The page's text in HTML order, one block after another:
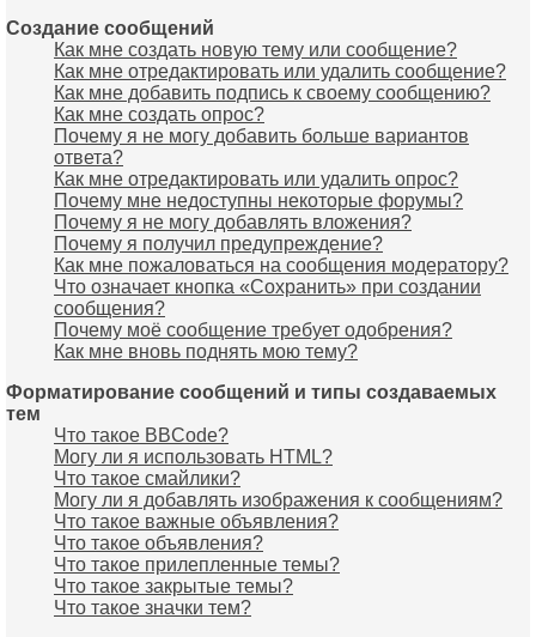
Создание сообщений
Как мне создать новую тему или сообщение?
Как мне отредактировать или удалить сообщение?
Как мне добавить подпись к своему сообщению?
Как мне создать опрос?
Почему я не могу добавить больше вариантов
ответа?
Как мне отредактировать или удалить опрос?
Почему мне недоступны некоторые форумы?
Почему я не могу добавлять вложения?
Почему я получил предупреждение?
Как мне пожаловаться на сообщения модератору?
Что означает кнопка «Сохранить» при создании
сообщения?
Почему моё сообщение требует одобрения?
Как мне вновь поднять мою тему?
Форматирование сообщений и типы создаваемых
тем
Что такое BBCode?
Могу ли я использовать HTML?
Что такое смайлики?
Могу ли я добавлять изображения к сообщениям?
Что такое важные объявления?
Что такое объявления?
Что такое прилепленные темы?
Что такое закрытые темы?
Что такое значки тем?